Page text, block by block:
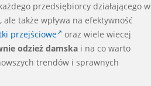
przedsiębiorcy działającego w
także wpływa na efektywność
przejściowe
oraz wiele wiecej
odzież damska i na co warto
trendów i sprawnych